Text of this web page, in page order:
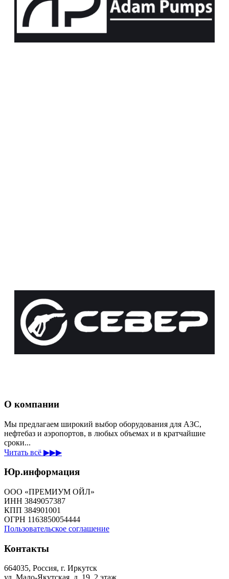
О компании
Мы предлагаем широкий выбор оборудования для АЗС,
нефтебаз и аэропортов, в любых объемах и в кратчайшие
сроки...
Читать всё ▶▶▶
Юр.информация
ООО «ПРЕМИУМ ОЙЛ»
ИНН 3849057387
КПП 384901001
ОГРН 1163850054444
Пользовательское соглашение
Контакты
664035, Россия, г. Иркутск